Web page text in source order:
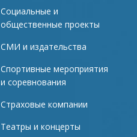
Социальные и
общественные проекты
СМИ и издательства
Спортивные мероприятия
и соревнования
Страховые компании
Театры и концерты